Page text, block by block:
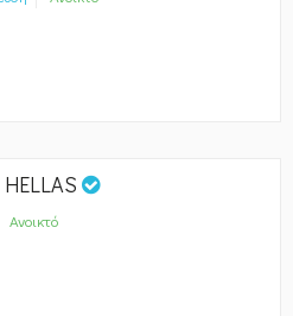
Ανοικτό